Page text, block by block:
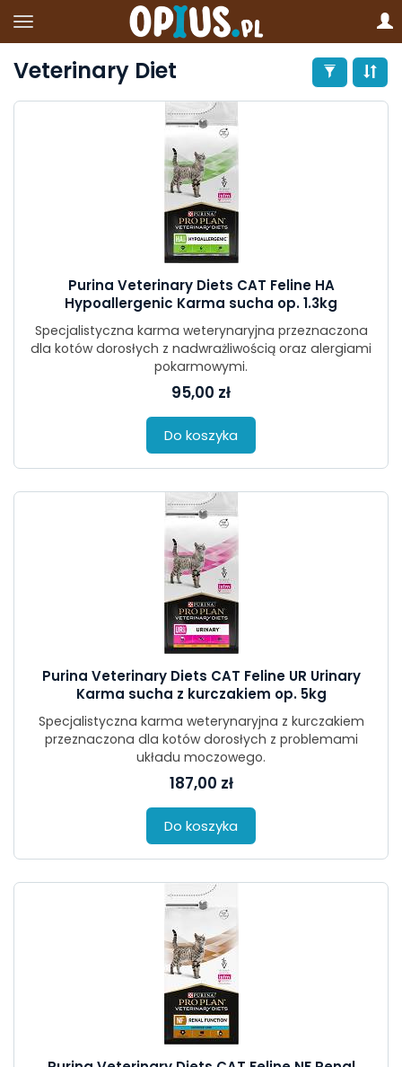
Veterinary Diet
Purina Veterinary Diets CAT Feline HA
Hypoallergenic Karma sucha op. 1.3kg
Specjalistyczna karma weterynaryjna przeznaczona
dla kotów dorosłych z nadwrażliwością oraz alergiami
pokarmowymi.
95,00 zł
Do koszyka
Purina Veterinary Diets CAT Feline UR Urinary
Karma sucha z kurczakiem op. 5kg
Specjalistyczna karma weterynaryjna z kurczakiem
przeznaczona dla kotów dorosłych z problemami
układu moczowego.
187,00 zł
Do koszyka